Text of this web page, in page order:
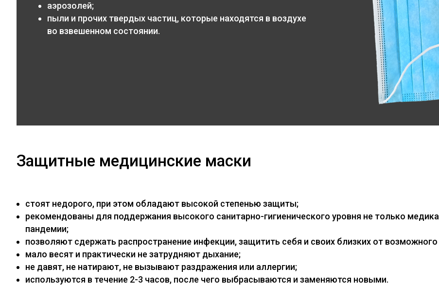
аэрозолей;
пыли и прочих твердых частиц, которые находятся в воздухе
во взвешенном состоянии.
Защитные медицинские маски
стоят недорого, при этом обладают высокой степенью защиты;
рекомендованы для поддержания высокого санитарно-гигиенического уровня не только
пандемии;
позволяют сдержать распространение инфекции, защитить себя и своих близких от
мало весят и практически не затрудняют дыхание;
не давят, не натирают, не вызывают раздражения или аллергии;
используются в течение 2-3 часов, после чего выбрасываются и заменяются новыми.